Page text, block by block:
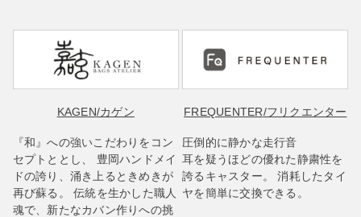
KAGEN/カゲン
『和』への強いこだわりをコン
セプトととし、 豊岡ハンドメイ
ドの誇り、涌き上るときめきが
再び蘇る。 伝統を生かした職人
魂で、新たなカバン作りへの挑
FREQUENTER/フリクエンター
圧倒的に静かな走行音
耳を疑うほどの優れた静粛性を
誇るキャスター。 消耗したタイ
ヤを簡単に交換できる。